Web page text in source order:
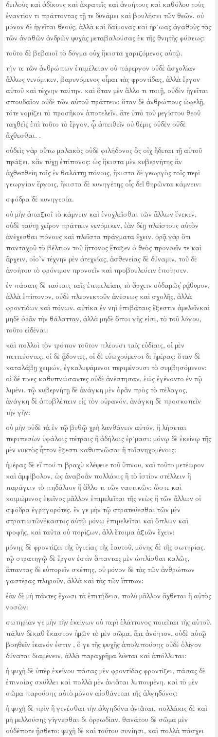
δειλοὺς καὶ ἀδίκους καὶ ἀκρατεῖς καὶ ἀνοήτους καὶ καθόλου τοὺς
ἐναντίον τι πράττοντας τῇ τε δυνάμει καὶ βουλήσει τῶν θεῶν. οὐ
μόνον δὲ ἡγεῖται θεούς, ἀλλὰ καὶ δαίμονας καὶ ἡρ´ωας ἀγαθοὺς τὰς
τῶν ἀγαθῶν ἀνδρῶν ψυχὰς μεταβαλούσας ἐκ τῆς θνητῆς φύσεως:
τοῦτο δὲ βεβαιοῖ τὸ δόγμα οὐχ ἥκιστα χαριζόμενος αὑτῷ.
τήν τε τῶν ἀνθρώπων ἐπιμέλειαν οὐ πάρεργον οὐδὲ ἀσχολίαν
ἄλλως νενόμικεν, βαρυνόμενος οἶμαι τὰς φροντίδας, ἀλλὰ ἔργον
αὑτοῦ καὶ τέχνην ταύτην. καὶ ὅταν μὲν ἄλλο τι ποιῇ, οὐδὲν ἡγεῖται
σπουδαῖον οὐδὲ τῶν αὑτοῦ πράττειν: ὅταν δὲ ἀνθρώπους ὠφελῇ,
τότε νομίζει τὸ προσῆκον ἀποτελεῖν, ἅτε ὑπὸ τοῦ μεγίστου θεοῦ
ταχθεὶς ἐπὶ τοῦτο τὸ ἔργον, ᾧ ἀπειθεῖν οὐ θέμις οὐδὲν οὐδὲ
ἄχθεσθαι. .
οὐδεὶς γὰρ οὕτω μαλακὸς οὐδὲ φιλήδονος ὃς οἰχ ἥδεται τῇ αὑτοῦ
πράξει, κἂν τύχῃ ἐπίπονος: ὡς ἥκιστα μὲν κυβερνήτης ἂν
ἀχθεσθείη τοῖς ἐν θαλάττῃ πόνοις, ἥκιστα δὲ γεωργὸς τοῖς περὶ
γεωργίαν ἔργοις, ἥκιστα δὲ κυνηγέτης οἷς δεῖ θηρῶντα κάμνειν:
σφόδρα δὲ κυνηγεσία.
οὐ μὴν ἀπαξιοῖ τὸ κάμνειν καὶ ἐνοχλεῖσθαι τῶν ἄλλων ἕνεκεν,
οὐδὲ ταύτῃ χεῖρον πράττειν νενόμικεν, ἐὰν δέῃ πλείστους αὐτὸν
ἀνέχεσθαι πόνους καὶ πλεῖστα πράγματα ἔχειν. ὁρᾷ γὰρ ὅτι
πανταχοῦ τὸ βέλτιον τοῦ ἥττονος ἔταξεν ὁ θεὸς προνοεῖν τε καὶ
ἄρχειν, οἱο῀ν τέχνην μὲν ἀτεχνίας, ἀσθενείας δὲ δύναμιν, τοῦ δὲ
ἀνοήτου τὸ φρόνιμον προνοεῖν καὶ προβουλεύειν ἐποίησεν.
ἐν πάσαις δὲ ταύταις ταῖς ἐπιμελείαις τὸ ἄρχειν οὐδαμῶς ῥᾴθυμον,
ἀλλὰ ἐπίπονον, οὐδὲ πλεονεκτοῦν ἀνέσεως καὶ σχολῆς, ἀλλὰ
φροντίδων καὶ πόνων. αὐτίκα ἐν νηὶ ἐπιβάταις ἔξεστιν ἀμελεῖνκαὶ
μηδὲ ὁρᾶν τὴν θάλατταν, ἀλλὰ μηδὲ ὅποι γῆς εἰσι, τὸ τοῦ λόγου,
τοῦτο εἰδέναι:
καὶ πολλοὶ τὸν τρόπον τοῦτον πλέουσι ταῖς εὐδίαις, οἱ μὲν
πεττεύοντες, οἱ δὲ ᾅδοντες, οἱ δὲ εὐωχούμενοι δι ἡμέρας: ὅταν δὲ
καταλάβῃ χειμών, ἐγκαλυψάμενοι περιμένουσι τὸ συμβησόμενον:
οἱ δέ τινες καθυπνώσαντες οὐδὲ ἀνέστησαν, ἑώς ἐγένοντο ἐν τῷ
λιμένι. τῷ κυβερνήτῃ δὲ ἀνάγκη μὲν ὁρᾶν πρὸς τὸ πέλαγος,
ἀνάγκη δὲ ἀποβλέπειν εἰς τὸν οὐρανόν, ἀνάγκη δὲ προσκοπεῖν
τὴν γῆν:
οὐ μὴν οὐδὲ τὰ ἐν τῷ βυθῷ χρὴ λανθάνειν αὐτόν, ἢ λήσεται
περιπεσὼν ὑφάλοις πέτραις ἢ ἀδήλοις ἑρ´μασι: μόνῳ δὲ ἐκείνῳ τῆς
μὲν νυκτὸς ἧττον ἔξεστι καθυπνῶσαι ἢ τοῖσνηχομένοις:
ἡμέρας δὲ εἴ πού τι βραχὺ κλέψειε τοῦ ὕπνου, καὶ τοῦτο μετέωρον
καὶ ἀμφίβολον, ὡς ἀναβοᾶν πολλάκις ἢ τὸ ἱστίον στέλλειν ἢ
παράγειν τὸ πηδάλιον ἢ ἄλλο τι τῶν ναυτικῶν: ὥστε καὶ
κοιμώμενος ἐκεῖνος μᾶλλον ἐπιμελεῖται τῆς νεὼς ἢ τῶν ἄλλων οἱ
σφόδρα ἐγρηγορότες. ἔν γε μὴν τῷ στρατεύεσθαι τῶν μὲν
στρατιωτῶνἕκαστος αὑτῷ μόνῳ ἐπιμελεῖται καὶ ὅπλων καὶ
τροφῆς, καὶ ταῦτα οὐ πορίζων, ἀλλ ἕτοιμα ἀξιῶν ἔχειν:
μόνης δὲ φροντίζει τῆς ὑγιείας τῆς ἑαυτοῦ, μόνης δὲ τῆς σωτηρίας.
τῷ στρατηγῷ δὲ ἔργον ἐστὶν ἅπαντας μὲν ὡπλίσθαι καλῶς,
ἅπαντας δὲ εὐπορεῖν σκέπης, οὐ μόνον δὲ τὰς τῶν ἀνθρώπων
γαστέρας πληροῦν, ἀλλὰ καὶ τὰς τῶν ἵππων:
ἐὰν δὲ μὴ πάντες ἔχωσι τὰ ἐπιτήδεια, πολὺ μᾶλλον ἄχθεται ἢ αὐτὸς
νοσῶν:
σωτηρίαν γε μὴν τὴν ἐκείνων οὐ περὶ ἐλάττονος ποιεῖται τῆς αὑτοῦ.
πάλιν δὲκαθ ἕκαστον ἡμῶν τὸ μὲν σῶμα, ἅτε ἀνόητον, οὐδὲ αὑτῷ
βοηθεῖν ἱκανόν ἐστιν , ὅ γε τῆς ψυχῆς ἀπολιπούσης οὐδὲ ὀλίγον
δύναται διαμένειν, ἀλλὰ παραχρῆμα λύεται καὶ ἀπόλλυται:
ἡ ψυχὴ δὲ ὑπὲρ ἐκείνου πάσας μὲν φροντίδας φροντίζει, πάσας δὲ
ἐπινοίας σκύλλει καὶ πολλὰ μὲν ἀνιᾶται λυπουμένη. καὶ τὸ μὲν
σῶμα παρούσης αὐτὸ μόνον αἰσθάνεται τῆς ἀλγηδόνος:
ἡ ψυχὴ δὲ πρὶν ἢ γενέσθαι τὴν ἀλγηδόνα ἀνιᾶται, πολλάκις δὲ καὶ
μὴ μελλούσης γίγνεσθαι δι ὀρρωδίαν. θανάτου δὲ σῶμα μὲν
οὐδέποτε ᾔσθετο: ψυχὴ δὲ καὶ τούτου συνίησι, καὶ πολλὰ πάσχει